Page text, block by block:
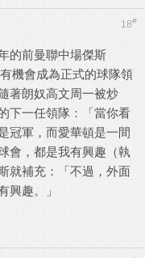
18#
的前曼聯中場傑斯
機會成為正式的球隊領
著朗奴高文周一被炒
下一任領隊：「當你看
冠軍，而愛華頓是一間
會，都是我有興趣（執
就補充：「不過，外面
興趣。」